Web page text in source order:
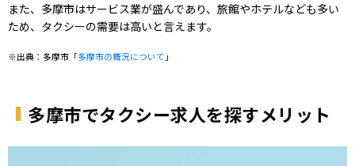
また、多摩市はサービス業が盛んであり、旅館やホテルなども多い
ため、タクシーの需要は高いと言えます。
※出典：多摩市「多摩市の概況について 」
多摩市でタクシー求人を探すメリット